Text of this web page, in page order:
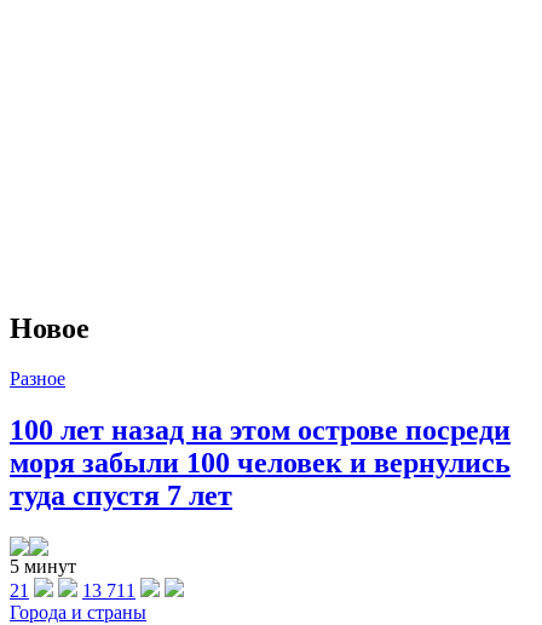
Новое
Разное
100 лет назад на этом острове посреди
моря забыли 100 человек и вернулись
туда спустя 7 лет
5 минут
21
13 711
Города и страны